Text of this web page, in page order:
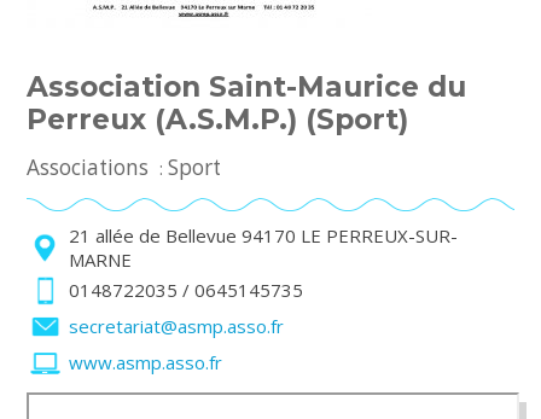
Association Saint-Maurice du
Perreux (A.S.M.P.) (Sport)
Associations :Sport
21 allée de Bellevue 94170 LE PERREUX-SUR-
MARNE
0148722035 / 0645145735
secretariat@asmp.asso.fr
www.asmp.asso.fr